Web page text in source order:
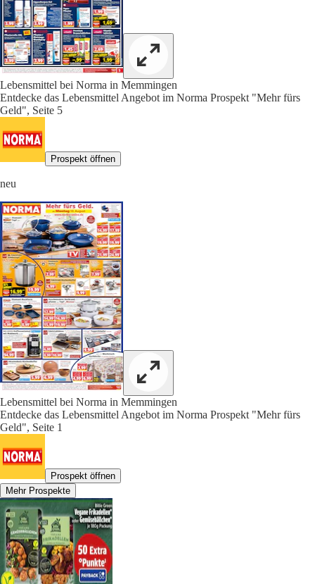
Lebensmittel bei Norma in Memmingen
Entdecke das Lebensmittel Angebot im Norma Prospekt "Mehr fürs
Geld", Seite 5
Prospekt öffnen
neu
Lebensmittel bei Norma in Memmingen
Entdecke das Lebensmittel Angebot im Norma Prospekt "Mehr fürs
Geld", Seite 1
Prospekt öffnen
Mehr Prospekte